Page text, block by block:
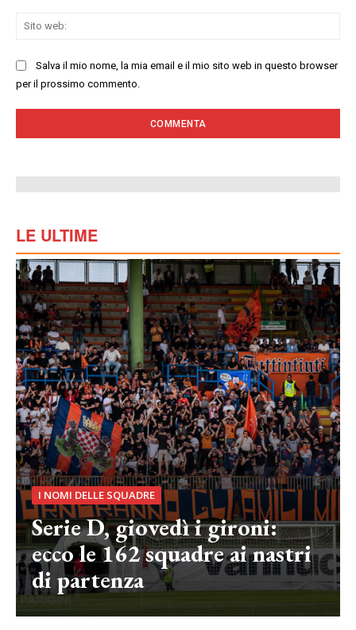
Salva il mio nome, la mia email e il mio sito web in questo browser
per il prossimo commento.
LE ULTIME
I NOMI DELLE SQUADRE
Serie D, giovedì i gironi:
ecco le 162 squadre ai nastri
di partenza